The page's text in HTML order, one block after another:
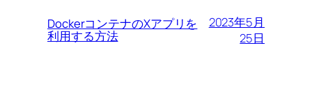
DockerコンテナのXアプリを
利用する方法
2023年5月
25日